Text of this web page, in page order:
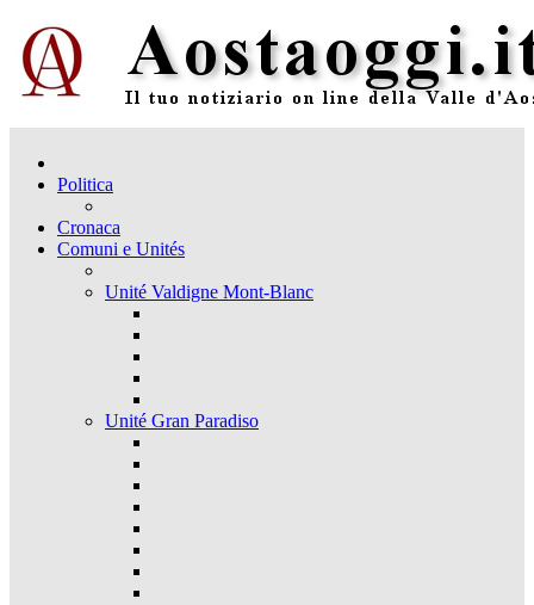
Politica
Cronaca
Comuni e Unités
Unité Valdigne Mont-Blanc
Unité Gran Paradiso